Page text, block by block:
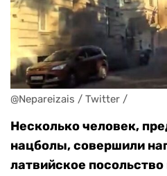
@Nepareizais / Twitter /
Несколько человек,
нацболы, совершили
латвийское